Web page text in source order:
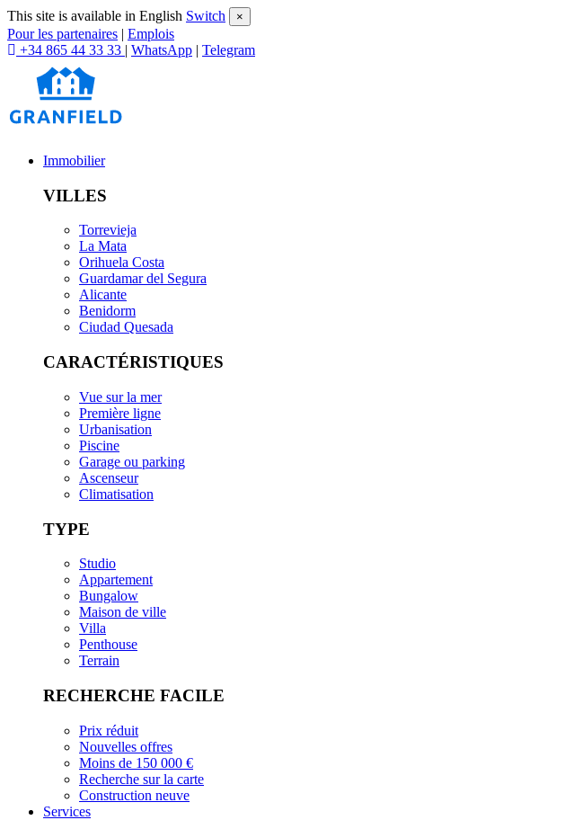
This site is available in English Switch ×
Pour les partenaires | Emplois
+34 865 44 33 33 | WhatsApp | Telegram
Immobilier
VILLES
Torrevieja
La Mata
Orihuela Costa
Guardamar del Segura
Alicante
Benidorm
Ciudad Quesada
CARACTÉRISTIQUES
Vue sur la mer
Première ligne
Urbanisation
Piscine
Garage ou parking
Ascenseur
Climatisation
TYPE
Studio
Appartement
Bungalow
Maison de ville
Villa
Penthouse
Terrain
RECHERCHE FACILE
Prix réduit
Nouvelles offres
Moins de 150 000 €
Recherche sur la carte
Construction neuve
Services